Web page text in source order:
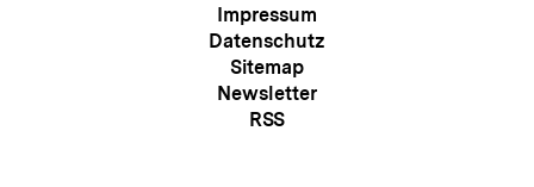
Meta-
Navigation
Impressum
Datenschutz
Sitemap
Newsletter
RSS